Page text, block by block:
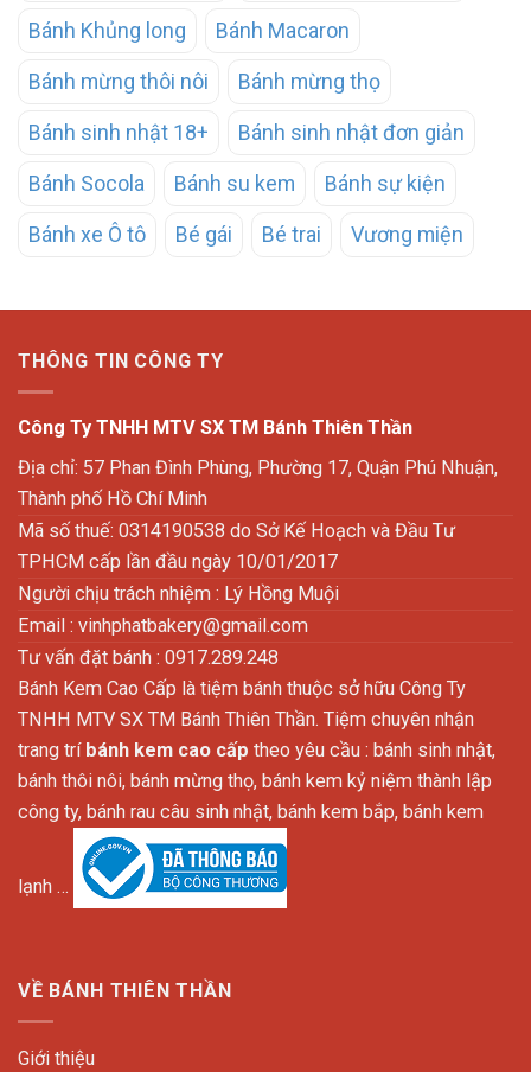
Bánh Khủng long Bánh Macaron
Bánh mừng thôi nôi Bánh mừng thọ
Bánh sinh nhật 18+ Bánh sinh nhật đơn giản
Bánh Socola Bánh su kem Bánh sự kiện
Bánh xe Ô tô Bé gái Bé trai Vương miện
THÔNG TIN CÔNG TY
Công Ty TNHH MTV SX TM Bánh Thiên Thần
Địa chỉ: 57 Phan Đình Phùng, Phường 17, Quận Phú Nhuận,
Thành phố Hồ Chí Minh
Mã số thuế: 0314190538 do Sở Kế Hoạch và Đầu Tư
TPHCM cấp lần đầu ngày 10/01/2017
Người chịu trách nhiệm : Lý Hồng Muội
Email : vinhphatbakery@gmail.com
Tư vấn đặt bánh : 0917.289.248
Bánh Kem Cao Cấp là tiệm bánh thuộc sở hữu Công Ty
TNHH MTV SX TM Bánh Thiên Thần. Tiệm chuyên nhận
trang trí bánh kem cao cấp theo yêu cầu : bánh sinh nhật,
bánh thôi nôi, bánh mừng thọ, bánh kem kỷ niệm thành lập
công ty, bánh rau câu sinh nhật, bánh kem bắp, bánh kem
lạnh …
VỀ BÁNH THIÊN THẦN
Giới thiệu